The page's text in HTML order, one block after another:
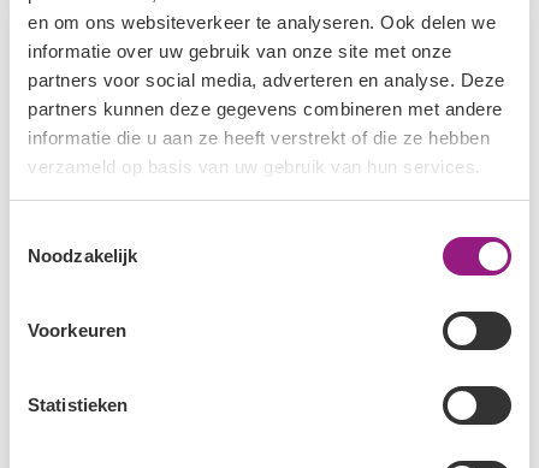
en om ons websiteverkeer te analyseren. Ook delen we
informatie over uw gebruik van onze site met onze
partners voor social media, adverteren en analyse. Deze
partners kunnen deze gegevens combineren met andere
informatie die u aan ze heeft verstrekt of die ze hebben
verzameld op basis van uw gebruik van hun services.
Noodzakelijk
Voorkeuren
Statistieken
Slapen en nachtdiensten, wat helpt?
Ben jij politieagent, verpleegkundige, werk je in een